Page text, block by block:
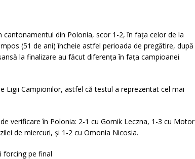
din Polonia, scor 1-2, în fața celor de la
(51 de ani) încheie astfel perioada de pregătire, după
la finalizare au făcut diferența în fața campioanei
Ligii Campionilor, astfel că testul a reprezentat cel mai
verificare în Polonia: 2-1 cu Gornik Leczna, 1-3 cu Motor
de miercuri, și 1-2 cu Omonia Nicosia.
forcing pe final